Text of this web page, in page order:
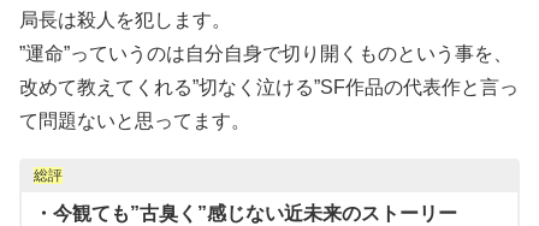
局長は殺人を犯します。
”運命”っていうのは自分自身で切り開くものという事を、
改めて教えてくれる”切なく泣ける”SF作品の代表作と言っ
て問題ないと思ってます。
総評
・今観ても”古臭く”感じない近未来のストーリー